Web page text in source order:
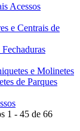
Acessos
e Centrais de
Fechaduras
e Molinetes
de Parques
1 - 45 de 66